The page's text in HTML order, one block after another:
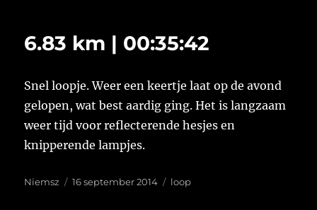
6.83 km | 00:35:42
Snel loopje. Weer een keertje laat op de avond
gelopen, wat best aardig ging. Het is langzaam
weer tijd voor reflecterende hesjes en
knipperende lampjes.
Auteur
Niemsz
Geplaatst
16 september 2014 Tags
loop